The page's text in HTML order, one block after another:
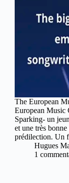
The European
European Music
Sparking- un
et une très
prédilection. Un
Hugues
1